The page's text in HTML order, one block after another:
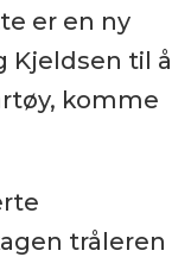
er en ny
Kjeldsen til å
komme
tråleren